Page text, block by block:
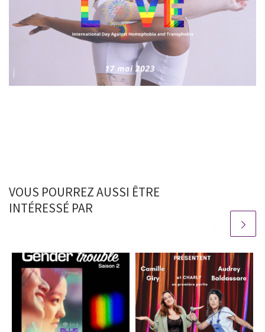
VOUS POURREZ AUSSI ÊTRE
INTÉRESSÉ PAR